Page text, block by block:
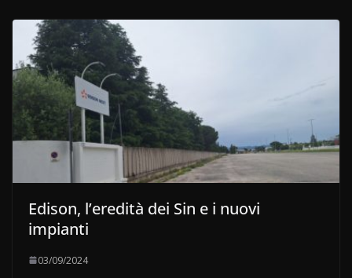
Edison, l’eredità dei Sin e i nuovi
impianti
03/09/2024